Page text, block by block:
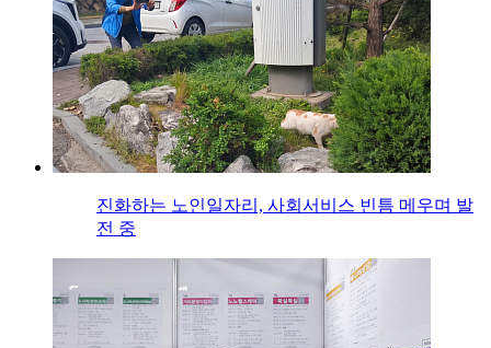
진화하는 노인일자리, 사회서비스 빈틈 메우며 발
전 중